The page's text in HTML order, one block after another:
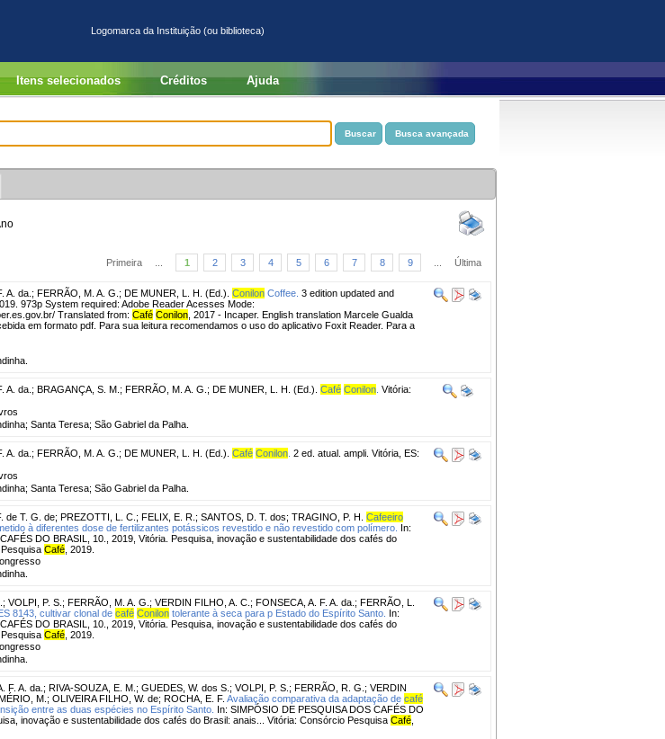
Logomarca da Instituição (ou biblioteca)
Itens selecionados Créditos Ajuda
Primeira 1 2 3 4 5 6 7 8 9 Última
A. da. ; FERRÃO, M. A. G. ; DE MUNER, L. H. (Ed.). Conilon Coffee. 3 edition updated and
973p System required: Adobe Reader Acesses Mode:
Translated from: Café Conilon , 2017 - Incaper. English translation Marcele Gualda
em formato pdf. Para sua leitura recomendamos o uso do aplicativo Foxit Reader. Para a
A. da. ; BRAGANÇA, S. M. ; FERRÃO, M. A. G. ; DE MUNER, L. H. (Ed.). Café Conilon Vitória:
Santa Teresa; São Gabriel da Palha.
A. da. ; FERRÃO, M. A. G. ; DE MUNER, L. H. (Ed.). Café Conilon 2 ed. atual. ampli. Vitória, ES:
Santa Teresa; São Gabriel da Palha.
de T. G. de; PREZOTTI, L. C. ; FELIX, E. R. ; SANTOS, D. T. dos; TRAGINO, P. H. Cafeeiro
à diferentes dose de fertilizantes potássicos revestido e não revestido com polímero. In:
DO BRASIL, 10., 2019, Vitória. Pesquisa, inovação e sustentabilidade dos cafés do
Café , 2019.
; VOLPI, P. S. ; FERRÃO, M. A. G. ; VERDIN FILHO, A. C. ; FONSECA, A. F. A. da. ; FERRÃO, L.
8143, cultivar clonal de café Conilon tolerante à seca para p Estado do Espírito Santo. In:
DO BRASIL, 10., 2019, Vitória. Pesquisa, inovação e sustentabilidade dos cafés do
Café , 2019.
F. A. da. ; RIVA-SOUZA, E. M. ; GUEDES, W. dos S. ; VOLPI, P. S. ; FERRÃO, R. G. ; VERDIN
M. ; OLIVEIRA FILHO, W. de; ROCHA, E. F. Avaliação comparativa da adaptação de café
entre as duas espécies no Espírito Santo. In: SIMPÓSIO DE PESQUISA DOS CAFÉS DO
inovação e sustentabilidade dos cafés do Brasil: anais... Vitória: Consórcio Pesquisa Café